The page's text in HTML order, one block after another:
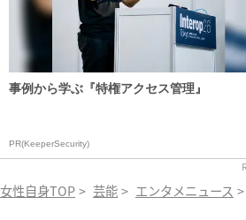
事例から学ぶ『特権アクセス管理』
PR(KeeperSecurity)
女性自身TOP > 芸能 > エンタメニュース >